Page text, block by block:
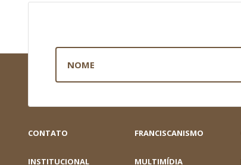
CONTATO FRANCISCANISMO
INSTITUCIONAL MULTIMÍDIA